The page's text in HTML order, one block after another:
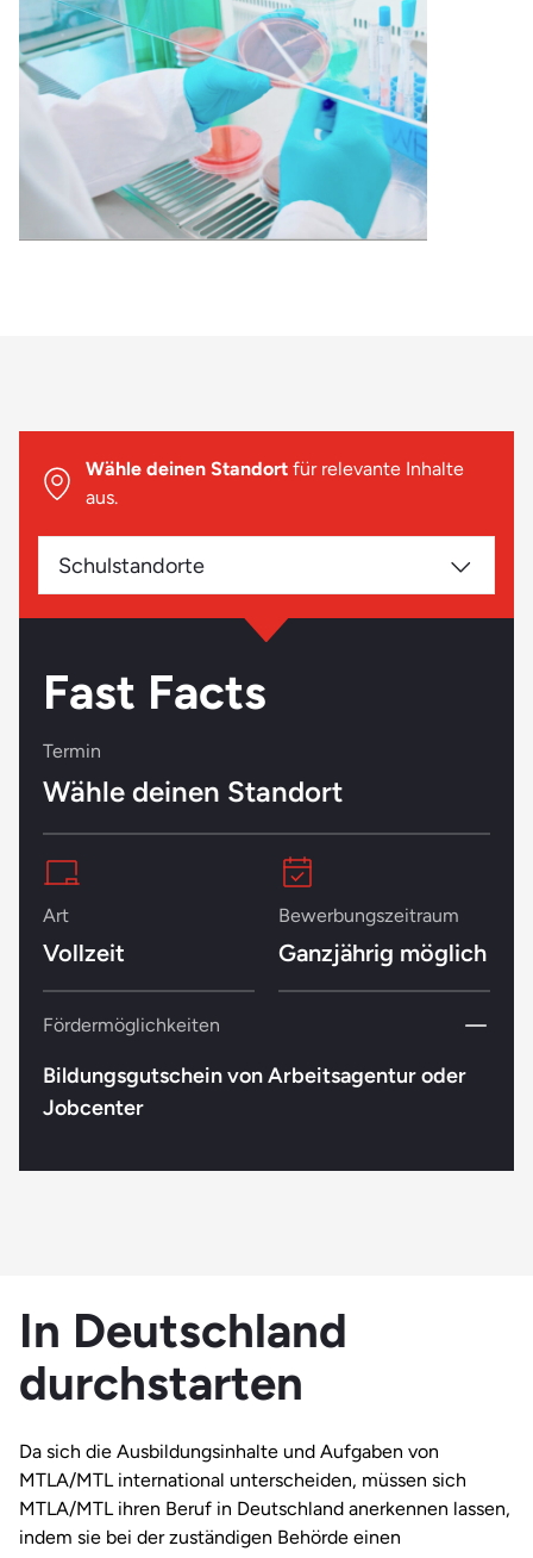
Wähle deinen Standort für relevante Inhalte
aus.
Schulstandorte
Fast Facts
Termin
Wähle deinen Standort
Art
Vollzeit
Bewerbungszeitraum
Ganzjährig möglich
Fördermöglichkeiten
Bildungsgutschein von Arbeitsagentur oder
Jobcenter
In Deutschland
durchstarten
Da sich die Ausbildungsinhalte und Aufgaben von
MTLA/MTL international unterscheiden, müssen sich
MTLA/MTL ihren Beruf in Deutschland anerkennen lassen,
indem sie bei der zuständigen Behörde einen